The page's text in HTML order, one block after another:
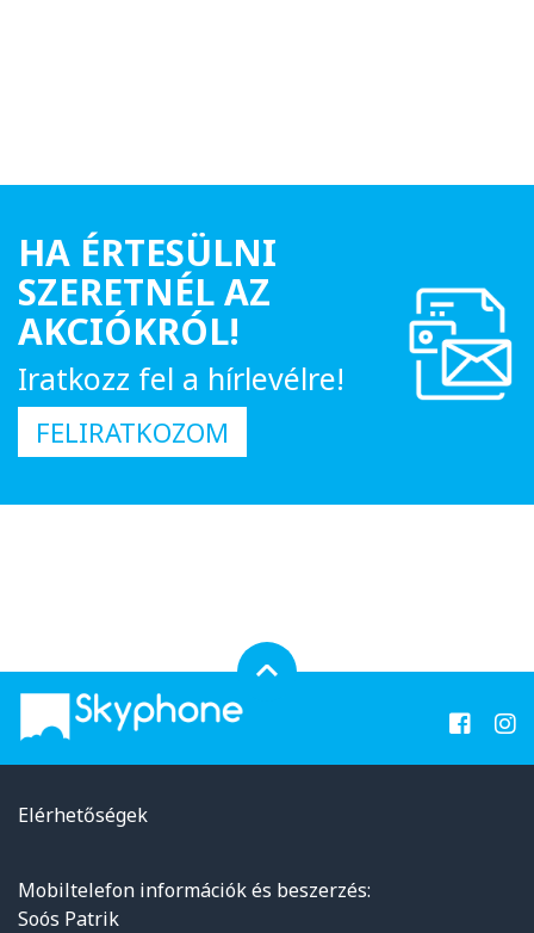
HA ÉRTESÜLNI
SZERETNÉL AZ
AKCIÓKRÓL!
Iratkozz fel a hírlevélre!
FELIRATKOZOM
Elérhetőségek
Mobiltelefon információk és beszerzés:
Soós Patrik